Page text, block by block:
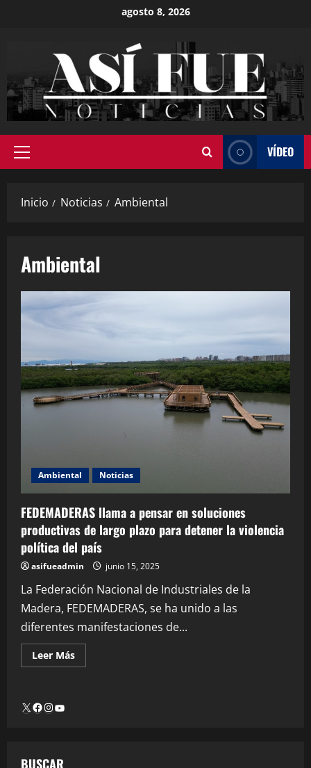
agosto 8, 2026
VÍDEO
Inicio Noticias Ambiental
Ambiental
Ambiental Noticias
FEDEMADERAS llama a pensar en soluciones
productivas de largo plazo para detener la violencia
política del país
asifueadmin junio 15, 2025
La Federación Nacional de Industriales de la
Madera, FEDEMADERAS, se ha unido a las
diferentes manifestaciones de...
Leer Más
BUSCAR